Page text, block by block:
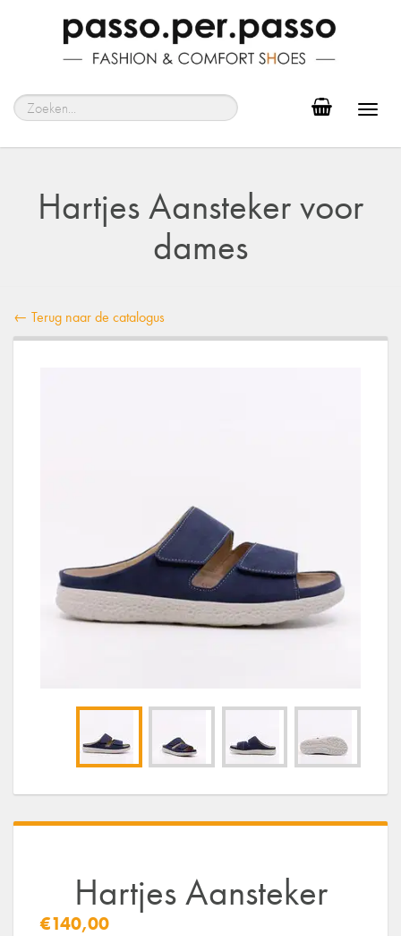
Hartjes Aansteker voor
dames
← Terug naar de catalogus
Hartjes Aansteker
€140,00